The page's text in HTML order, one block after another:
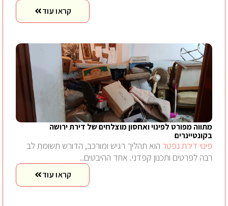
קראו עוד
מתווה מפורט לפינוי ואחסון מוצלחים של דירת ירושה
בקונטיינרים
פינוי דירת נפטר הוא תהליך רגיש ומורכב, הדורש תשומת לב
רבה לפרטים ותכנון קפדני. אחד ההיבטים..
קראו עוד